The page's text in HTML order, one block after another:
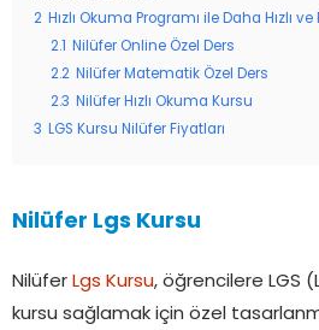
2 Hızlı Okuma Programı ile Daha Hızlı
2.1
Nilüfer Online Özel Ders
2.2 Nilüfer Matematik Özel Ders
2.3
Nilüfer Hızlı Okuma Kursu
3
LGS Kursu Nilüfer Fiyatları
Nilüfer Lgs Kursu
Nilüfer Lgs Kursu, öğrencilere LGS
kursu sağlamak için özel